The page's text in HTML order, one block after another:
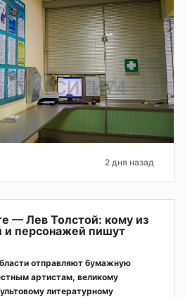
2 дня назад
— Лев Толстой: кому из
и персонажей пишут
отправляют бумажную
артистам, великому
литературному